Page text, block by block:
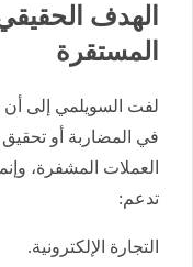
الهدف
المستقرة
في المضاربة أو
العملات المشفرة،
تدعم:
التجارة الإلكترونية.